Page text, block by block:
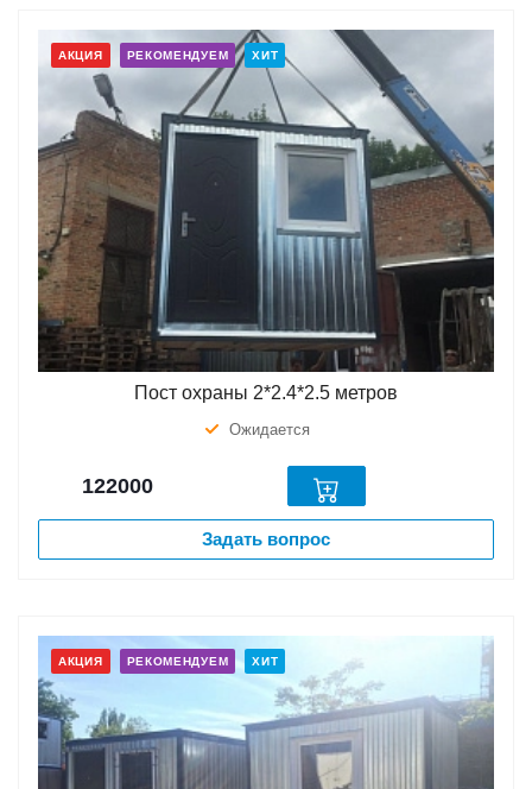
АКЦИЯ РЕКОМЕНДУЕМ ХИТ
Пост охраны 2*2.4*2.5 метров
Ожидается
122000
Задать вопрос
АКЦИЯ РЕКОМЕНДУЕМ ХИТ